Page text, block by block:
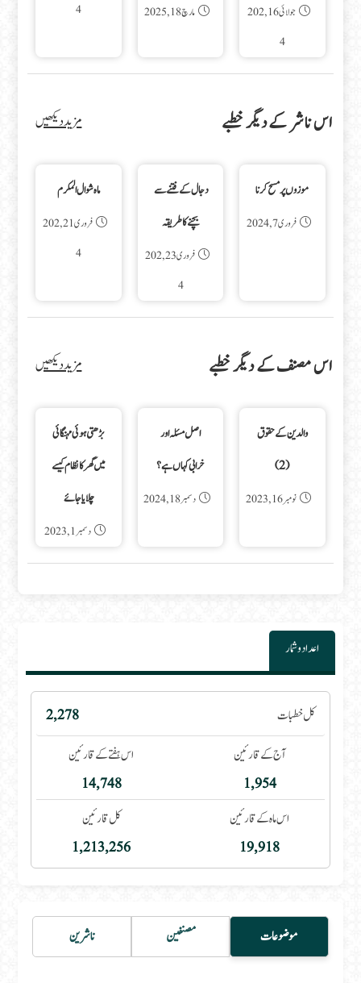
جولائی 16, 202
4
مارچ 18, 2025
4
اس ناشر کے دیگر خطبے مزید دیکھیں
موزوں پر مسح کرنا
فروری 7, 2024
دجال کے فتنے سے
بچنے کا طریقہ
فروری 23, 202
4
ماه شوال المکرم
فروری 21, 202
4
اس مصنف کے دیگر خطبے مزید دیکھیں
والدین کے حقوق
(2)
نومبر 16, 2023
اصل مسئلہ اور
خرابی کہاں ہے؟
دسمبر 18, 2024
بڑھتی ہوئی مہنگائی
میں گھر کا نظام کیسے
چلایا جائے
دسمبر 1, 2023
اعداد و شمار
کل خطبات
2,278
آج کے قارئین
1,954
اس ہفتے کے قارئین
14,748
اس ماہ کے قارئین
19,918
کل قارئین
1,213,256
موضوعات مصنفین ناشرین